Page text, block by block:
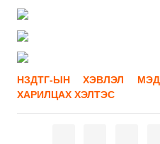
НЗДТГ-ЫН ХЭВЛЭЛ
ХАРИЛЦАХ ХЭЛТЭС